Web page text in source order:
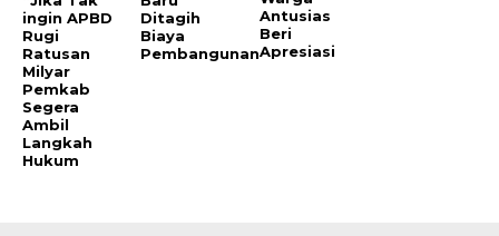
ingin APBD
Rugi
Ratusan
Milyar
Pemkab
Segera
Ambil
Langkah
Hukum
Ditagih
Biaya
Pembangunan
Antusias
Beri
Apresiasi